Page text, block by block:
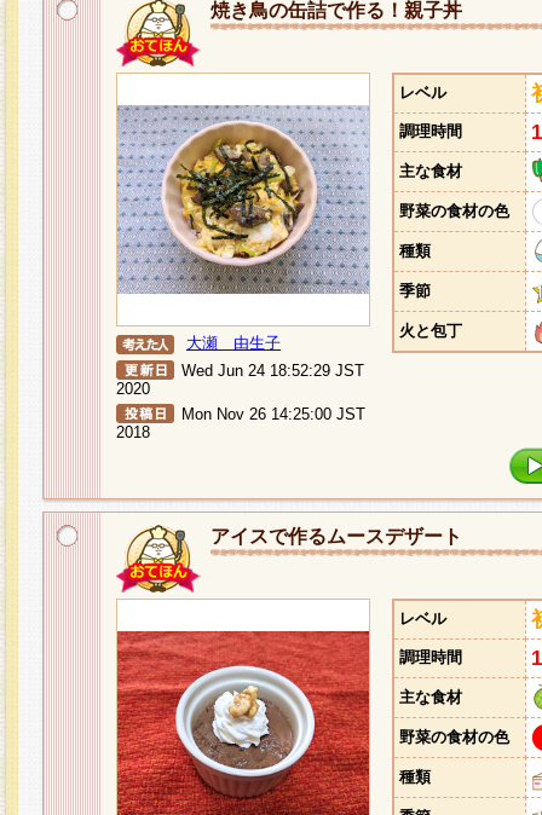
焼き鳥の缶詰で作る！親子丼
大瀬 由生子
Wed Jun 24 18:52:29 JST
2020
Mon Nov 26 14:25:00 JST
2018
レベル
調理時間
主な食材
野菜の食材の色
種類
季節
火と包丁
アイスで作るムースデザート
レベル
調理時間
主な食材
野菜の食材の色
種類